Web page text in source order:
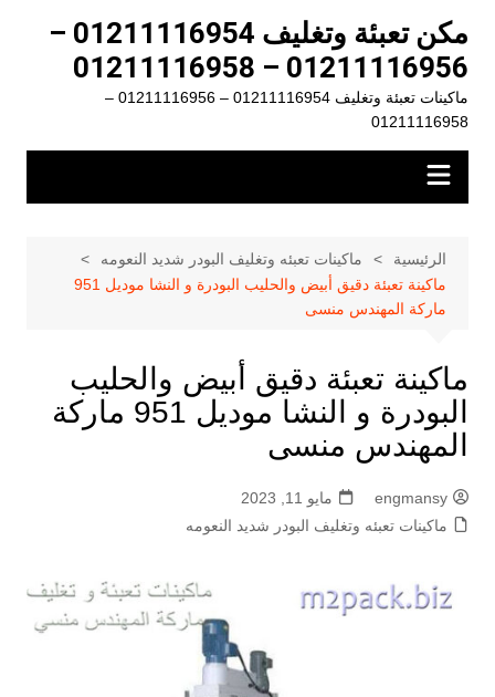
المحتوى
مكن تعبئة وتغليف 01211116954 –
01211116956 – 01211116958
ماكينات تعبئة وتغليف 01211116954 – 01211116956 –
01211116958
الرئيسية
ماكينات تعبئه وتغليف البودر شديد النعومه
ماكينة تعبئة دقيق أبيض والحليب البودرة و النشا موديل 951
ماركة المهندس منسى
ماكينة تعبئة دقيق أبيض والحليب
البودرة و النشا موديل 951 ماركة
المهندس منسى
engmansy
مايو 11, 2023
ماكينات تعبئه وتغليف البودر شديد النعومه